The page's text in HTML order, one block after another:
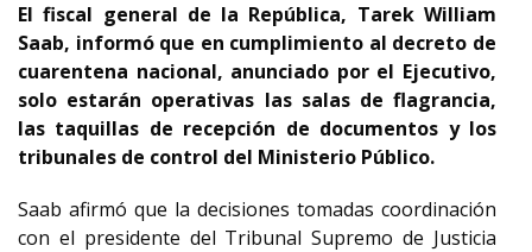
El fiscal general de la República, Tarek William
Saab, informó que en cumplimiento al decreto de
cuarentena nacional, anunciado por el Ejecutivo,
solo estarán operativas las salas de flagrancia,
las taquillas de recepción de documentos y los
tribunales de control del Ministerio Público.
Saab afirmó que la decisiones tomadas coordinación
con el presidente del Tribunal Supremo de Justicia